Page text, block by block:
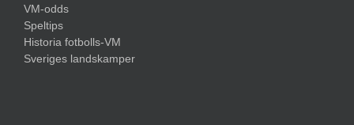
VM-odds
Speltips
Historia fotbolls-VM
Sveriges landskamper